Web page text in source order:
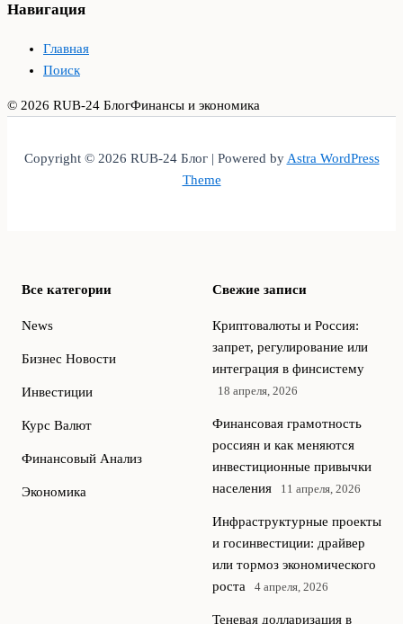
Навигация
Главная
Поиск
© 2026 RUB-24 БлогФинансы и экономика
Copyright © 2026 RUB-24 Блог | Powered byAstra WordPress
Theme
Все категории
News
Бизнес Новости
Инвестиции
Курс Валют
Финансовый Анализ
Экономика
Свежие записи
Криптовалюты и Россия:
запрет, регулирование или
интеграция в финсистему
18 апреля, 2026
Финансовая грамотность
россиян и как меняются
инвестиционные привычки
населения
11 апреля, 2026
Инфраструктурные проекты
и госинвестиции: драйвер
или тормоз экономического
роста
4 апреля, 2026
Теневая долларизация в